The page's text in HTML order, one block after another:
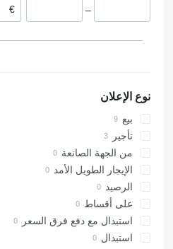
–
نوع الإعلان
بيع
تأجير
من الجهة الصانعة
الإيجار الطويل الأمد
الرصيد
على أقساط
استبدال مع دفع فرق السعر
استبدال